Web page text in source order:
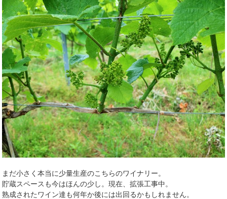
まだ小さく本当に少量生産のこちらのワイナリー。
貯蔵スペースも今はほんの少し。現在、拡張工事中。
熟成されたワイン達も何年か後には出回るかもしれません。